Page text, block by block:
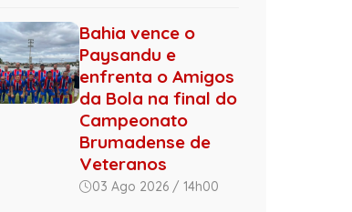
Bahia vence o
Paysandu e
enfrenta o Amigos
da Bola na final do
Campeonato
Brumadense de
Veteranos
03 Ago 2026 / 14h00